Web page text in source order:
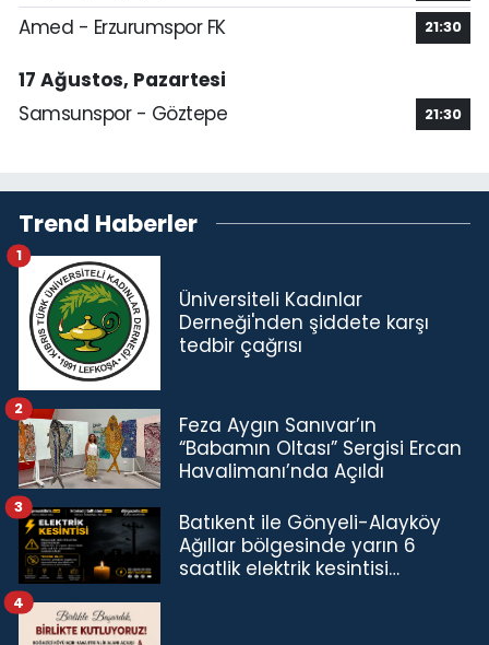
Amed - Erzurumspor FK 21:30
17 Ağustos, Pazartesi
Samsunspor - Göztepe
21:30
Trend Haberler
Üniversiteli Kadınlar
Derneği'nden şiddete karşı
tedbir çağrısı
1
Feza Aygın Sanıvar’ın
“Babamın Oltası” Sergisi Ercan
Havalimanı’nda Açıldı
2
Batıkent ile Gönyeli-Alayköy
Ağıllar bölgesinde yarın 6
saatlik elektrik kesintisi…
3
4